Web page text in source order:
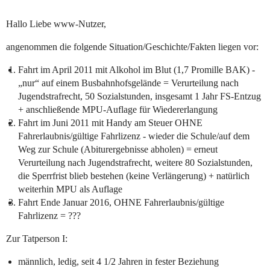
Hallo Liebe www-Nutzer,
angenommen die folgende Situation/Geschichte/Fakten liegen vor:
Fahrt im April 2011 mit Alkohol im Blut (1,7 Promille BAK) -
„nur“ auf einem Busbahnhofsgelände = Verurteilung nach
Jugendstrafrecht, 50 Sozialstunden, insgesamt 1 Jahr FS-Entzug
+ anschließende MPU-Auflage für Wiedererlangung
Fahrt im Juni 2011 mit Handy am Steuer OHNE
Fahrerlaubnis/gültige Fahrlizenz - wieder die Schule/auf dem
Weg zur Schule (Abiturergebnisse abholen) = erneut
Verurteilung nach Jugendstrafrecht, weitere 80 Sozialstunden,
die Sperrfrist blieb bestehen (keine Verlängerung) + natürlich
weiterhin MPU als Auflage
Fahrt Ende Januar 2016, OHNE Fahrerlaubnis/gültige
Fahrlizenz = ???
Zur Tatperson I:
männlich, ledig, seit 4 1/2 Jahren in fester Beziehung